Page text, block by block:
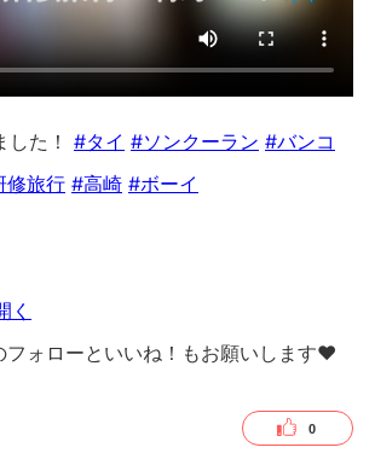
した！ #タイ #ソンクーラン #バンコ
修旅行 #高崎 #ボーイ
く
フォローといいね！もお願いします❤
0